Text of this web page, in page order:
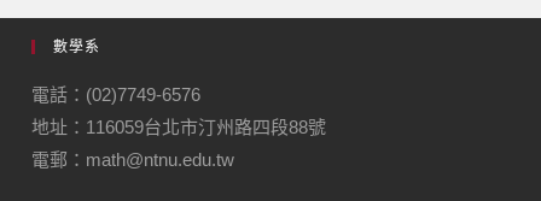
e
b
o
o
k
gr
m
數學系
電話：(02)7749-6576
地址：116059台北市汀州路四段88號
電郵：math@ntnu.edu.tw